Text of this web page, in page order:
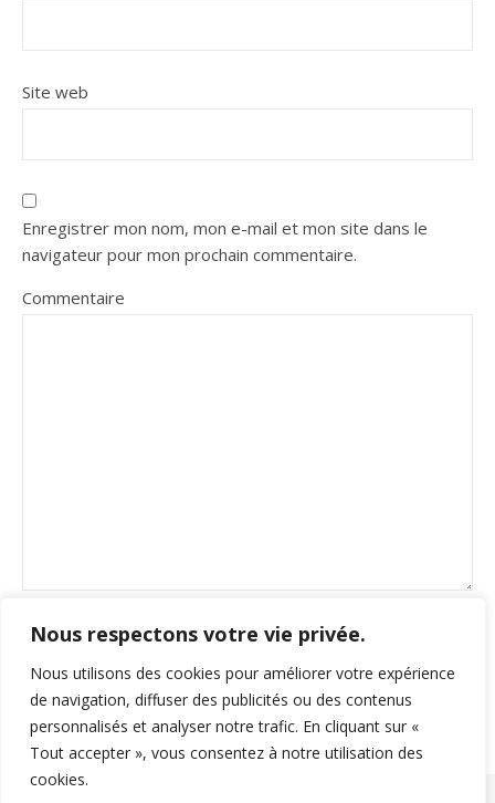
Nous respectons votre vie privée.
Nous utilisons des cookies pour améliorer votre expérience
de navigation, diffuser des publicités ou des contenus
personnalisés et analyser notre trafic. En cliquant sur «
Tout accepter », vous consentez à notre utilisation des
cookies.
Site web
Enregistrer mon nom, mon e-mail et mon site dans le
navigateur pour mon prochain commentaire.
Commentaire